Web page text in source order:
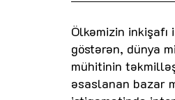
Ölkəmizin
göstərən, dünya
mühitinin
əsaslanan bazar